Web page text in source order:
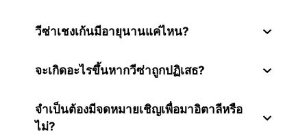
วีซ่าเชงเก้นมีอายุนานแค่ไหน?
จะเกิดอะไรขึ้นหากวีซ่าถูกปฏิเสธ?
จำเป็นต้องมีจดหมายเชิญเพื่อมาอิตาลีหรือ
ไม่?